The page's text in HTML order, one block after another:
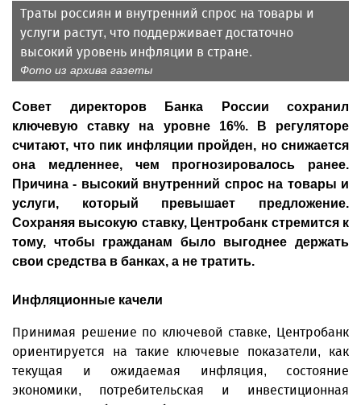
Траты россиян и внутренний спрос на товары и
услуги растут, что поддерживает достаточно
высокий уровень инфляции в стране.
Фото из архива газеты
Совет директоров Банка России сохранил
ключевую ставку на уровне 16%. В регуляторе
считают, что пик инфляции пройден, но снижается
она медленнее, чем прогнозировалось ранее.
Причина - высокий внутренний спрос на товары и
услуги, который превышает предложение.
Сохраняя высокую ставку, Центробанк стремится к
тому, чтобы гражданам было выгоднее держать
свои средства в банках, а не тратить.
Инфляционные качели
Принимая решение по ключевой ставке, Центробанк
ориентируется на такие ключевые показатели, как
текущая и ожидаемая инфляция, состояние
экономики, потребительская и инвестиционная